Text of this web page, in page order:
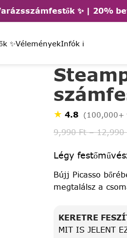
✨ | 20%
✨VéleményekInfók ℹ️
★ 4.8 (100,000+
9,990Ft – 12,990
Légy
Bújj Picasso
megtalálsz a
KERETRE
MIT IS JELENT